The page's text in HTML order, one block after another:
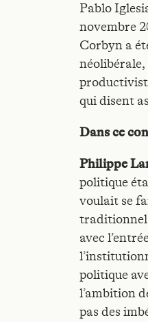
Pablo
novembre
Corbyn a
qui disent
Dans ce
Philippe
politique
voulait se
traditionnel
avec
politique
l’ambition
pas des